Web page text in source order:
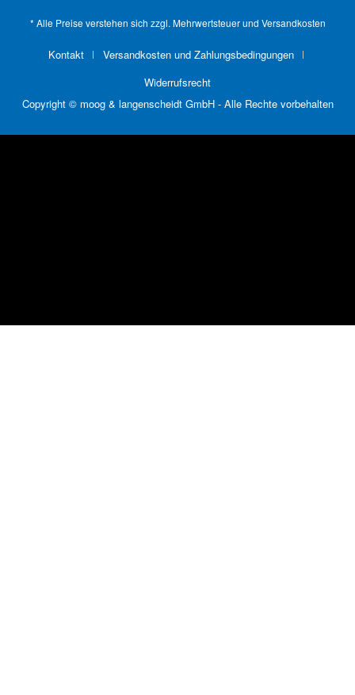
* Alle Preise verstehen sich zzgl. Mehrwertsteuer und Versandkosten
Kontakt
Versandkosten und Zahlungsbedingungen
Widerrufsrecht
Copyright © moog & langenscheidt GmbH - Alle Rechte vorbehalten